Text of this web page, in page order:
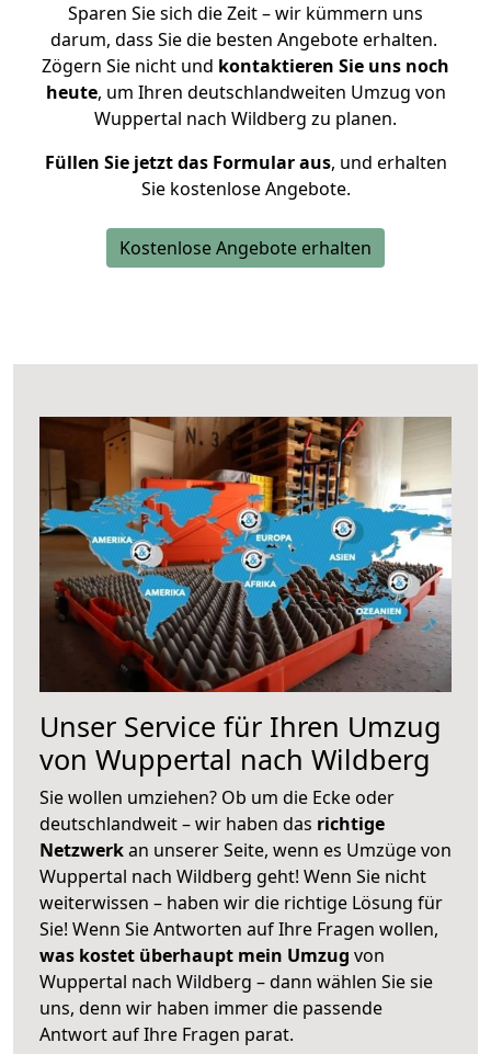
Sparen Sie sich die Zeit – wir kümmern uns
darum, dass Sie die besten Angebote erhalten.
Zögern Sie nicht und kontaktieren Sie uns noch
heute, um Ihren deutschlandweiten Umzug von
Wuppertal nach Wildberg zu planen.
Füllen Sie jetzt das Formular aus, und erhalten
Sie kostenlose Angebote.
Kostenlose Angebote erhalten
Unser Service für Ihren Umzug
von Wuppertal nach Wildberg
Sie wollen umziehen? Ob um die Ecke oder
deutschlandweit – wir haben das richtige
Netzwerkan unserer Seite, wenn es Umzüge von
Wuppertal nach Wildberg geht! Wenn Sie nicht
weiterwissen – haben wir die richtige Lösung für
Sie! Wenn Sie Antworten auf Ihre Fragen wollen,
was kostet überhaupt mein Umzug von
Wuppertal nach Wildberg – dann wählen Sie sie
uns, denn wir haben immer die passende
Antwort auf Ihre Fragen parat.